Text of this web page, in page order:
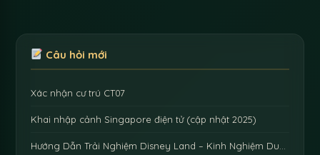
Câu hỏi mới
Xác nhận cư trú CT07
Khai nhập cảnh Singapore điện tử (cập nhật 2025)
Hướng Dẫn Trải Nghiệm Disney Land – Kinh Nghiệm Du…